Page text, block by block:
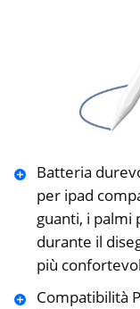
Batteria
per ipad
guanti, i palmi
durante il
più
Compatibilità